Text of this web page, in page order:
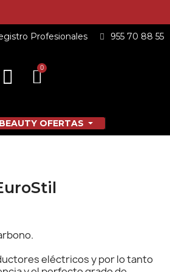
Profesionales 955 70 88 55
BEAUTY OFERTAS
eléctricos y por lo tanto